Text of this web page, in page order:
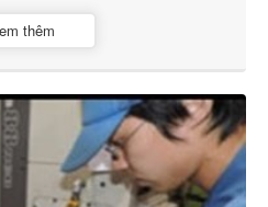
thêm